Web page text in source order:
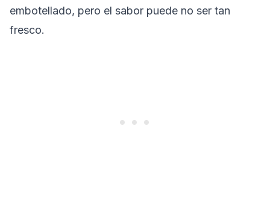
embotellado, pero el sabor puede no ser tan
fresco.